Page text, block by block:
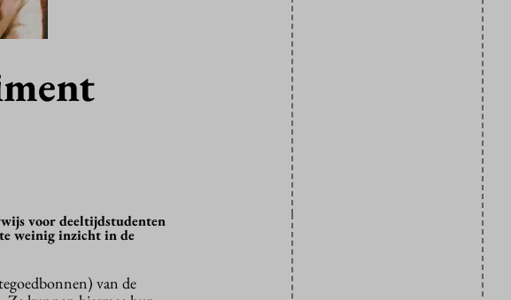
voor deeltijdstudenten
weinig inzicht in de
van de